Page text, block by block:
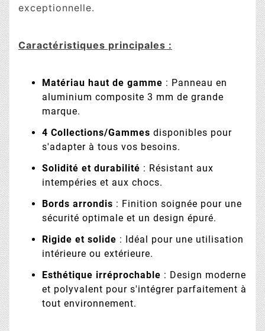
exceptionnelle.
Caractéristiques principales :
Matériau haut de gamme : Panneau en
aluminium composite 3 mm de grande
marque.
4 Collections/Gammes disponibles pour
s'adapter à tous vos besoins.
Solidité et durabilité : Résistant aux
intempéries et aux chocs.
Bords arrondis : Finition soignée pour une
sécurité optimale et un design épuré.
Rigide et solide : Idéal pour une utilisation
intérieure ou extérieure.
Esthétique irréprochable : Design moderne
et polyvalent pour s'intégrer parfaitement à
tout environnement.